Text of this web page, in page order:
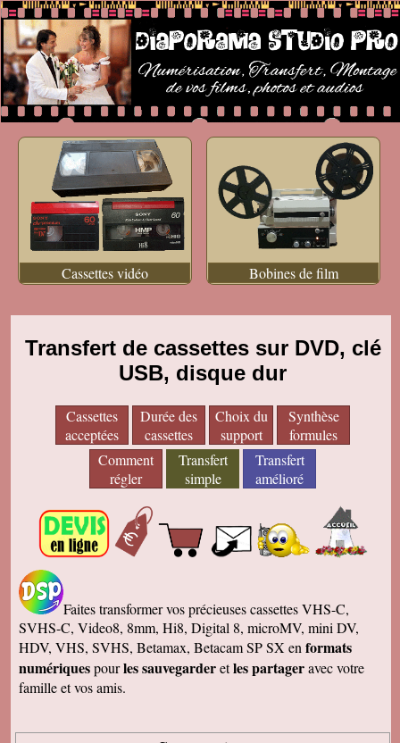
Cassettes vidéo Bobines de film
Transfert de cassettes sur DVD, clé
USB, disque dur
Cassettes
acceptées
Durée des
cassettes
Choix du
support
Synthèse
formules
Comment
régler
Transfert
simple
Transfert
amélioré
Faites transformer vos précieuses cassettes VHS-C,
SVHS-C, Video8, 8mm, Hi8, Digital 8, microMV, mini DV,
HDV, VHS, SVHS, Betamax, Betacam SP SX en formats
numériquespourles sauvegarderetles partageravec votre
famille et vos amis.